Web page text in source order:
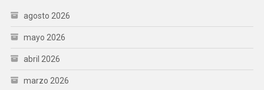
agosto 2026
mayo 2026
abril 2026
marzo 2026